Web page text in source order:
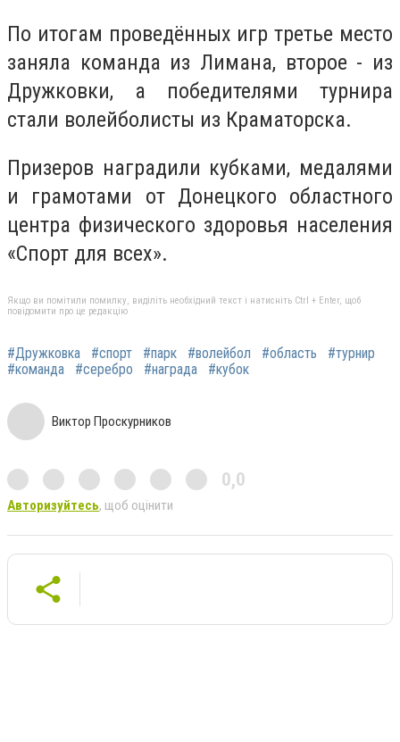
По итогам проведённых игр третье место
заняла команда из Лимана, второе - из
Дружковки, а победителями турнира
стали волейболисты из Краматорска.
Призеров наградили кубками, медалями
и грамотами от Донецкого областного
центра физического здоровья населения
«Спорт для всех».
Якщо ви помітили помилку, виділіть необхідний текст і натисніть Ctrl + Enter, щоб
повідомити про це редакцію
#Дружковка #спорт #парк #волейбол #область
#турнир
#команда
#серебро #награда #кубок
Виктор Проскурников
0,0
Авторизуйтесь, щоб оцінити